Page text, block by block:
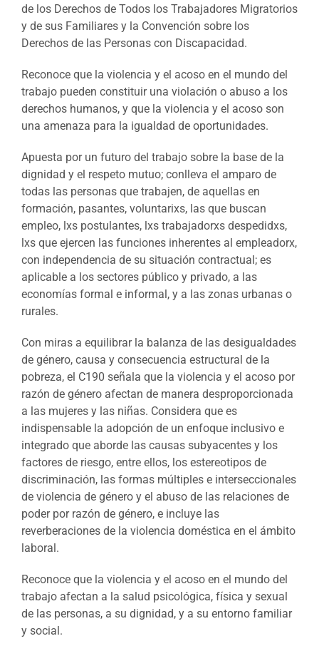
de los Derechos de Todos los Trabajadores Migratorios
y de sus Familiares y la Convención sobre los
Derechos de las Personas con Discapacidad.
Reconoce que la violencia y el acoso en el mundo del
trabajo pueden constituir una violación o abuso a los
derechos humanos, y que la violencia y el acoso son
una amenaza para la igualdad de oportunidades.
Apuesta por un futuro del trabajo sobre la base de la
dignidad y el respeto mutuo; conlleva el amparo de
todas las personas que trabajen, de aquellas en
formación, pasantes, voluntarixs, las que buscan
empleo, lxs postulantes, lxs trabajadorxs despedidxs,
lxs que ejercen las funciones inherentes al empleadorx,
con independencia de su situación contractual; es
aplicable a los sectores público y privado, a las
economías formal e informal, y a las zonas urbanas o
rurales.
Con miras a equilibrar la balanza de las desigualdades
de género, causa y consecuencia estructural de la
pobreza, el C190 señala que la violencia y el acoso por
razón de género afectan de manera desproporcionada
a las mujeres y las niñas. Considera que es
indispensable la adopción de un enfoque inclusivo e
integrado que aborde las causas subyacentes y los
factores de riesgo, entre ellos, los estereotipos de
discriminación, las formas múltiples e interseccionales
de violencia de género y el abuso de las relaciones de
poder por razón de género, e incluye las
reverberaciones de la violencia doméstica en el ámbito
laboral.
Reconoce que la violencia y el acoso en el mundo del
trabajo afectan a la salud psicológica, física y sexual
de las personas, a su dignidad, y a su entorno familiar
y social.